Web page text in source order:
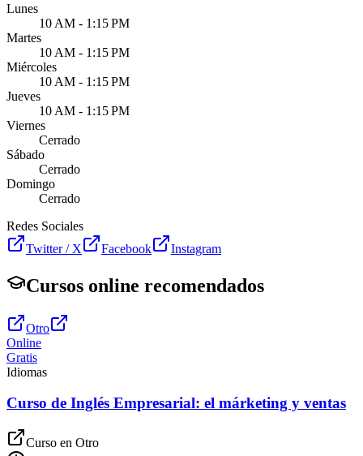
Lunes
10 AM - 1:15 PM
Martes
10 AM - 1:15 PM
Miércoles
10 AM - 1:15 PM
Jueves
10 AM - 1:15 PM
Viernes
Cerrado
Sábado
Cerrado
Domingo
Cerrado
Redes Sociales
Twitter / X
Facebook Instagram
Cursos online recomendados
Otro
Online
Gratis
Idiomas
Curso de Inglés Empresarial: el márketing y ventas
Curso en Otro